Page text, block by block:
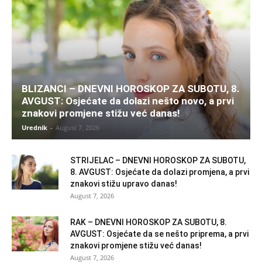
BLIZANCI – DNEVNI HOROSKOP ZA SUBOTU, 8.
AVGUST: Osjećate da dolazi nešto novo, a prvi
znakovi promjene stižu već danas!
Urednik - August 7, 2026
STRIJELAC – DNEVNI HOROSKOP ZA SUBOTU,
8. AVGUST: Osjećate da dolazi promjena, a prvi
znakovi stižu upravo danas!
August 7, 2026
RAK – DNEVNI HOROSKOP ZA SUBOTU, 8.
AVGUST: Osjećate da se nešto priprema, a prvi
znakovi promjene stižu već danas!
August 7, 2026